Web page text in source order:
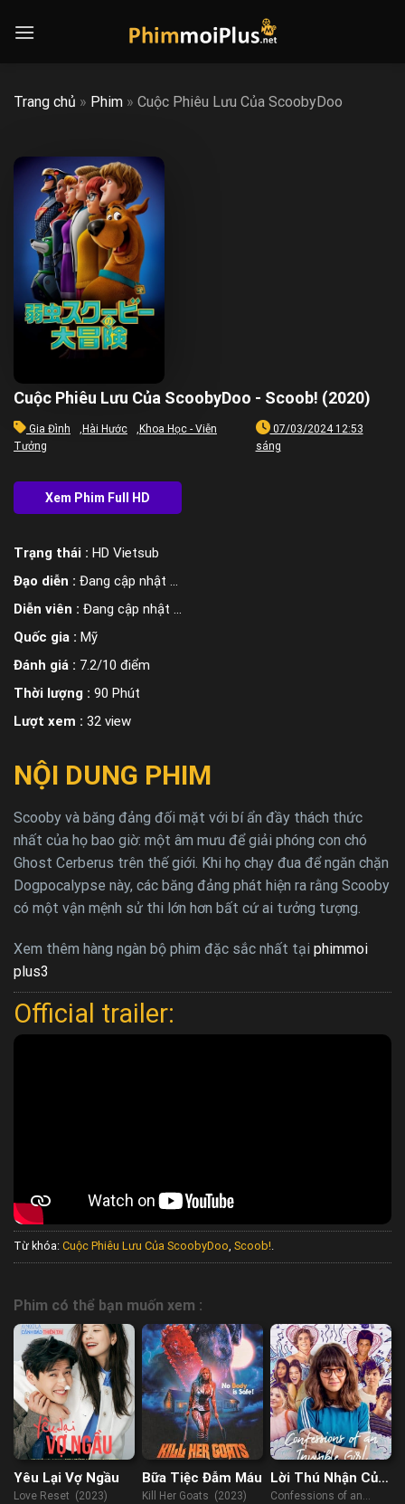
Trang chủ » Phim » Cuộc Phiêu Lưu Của ScoobyDoo
Cuộc Phiêu Lưu Của ScoobyDoo - Scoob! (2020)
Gia Đình , Hài Hước , Khoa Học - Viễn
Tưởng
07/03/2024 12:53
sáng
Trạng thái : HD Vietsub
Đạo diễn : Đang cập nhật ...
Diễn viên : Đang cập nhật ...
Quốc gia : Mỹ
Đánh giá : 7.2/10 điểm
Thời lượng : 90 Phút
Lượt xem : 32 view
NỘI DUNG PHIM
Scooby và băng đảng đối mặt với bí ẩn đầy thách thức
nhất của họ bao giờ: một âm mưu để giải phóng con chó
Ghost Cerberus trên thế giới. Khi họ chạy đua để ngăn chặn
Dogpocalypse này, các băng đảng phát hiện ra rằng Scooby
có một vận mệnh sử thi lớn hơn bất cứ ai tưởng tượng.
Xem thêm hàng ngàn bộ phim đặc sắc nhất tại phimmoi
plus3
Official trailer:
Từ khóa: Cuộc Phiêu Lưu Của ScoobyDoo, Scoob!.
Phim có thể bạn muốn xem :
Yêu Lại Vợ Ngầu
Love Reset (2023)
Bữa Tiệc Đẫm Máu
Kill Her Goats (2023)
Lời Thú Nhận Của
Cô Gái Vô Hình
Confessions of an